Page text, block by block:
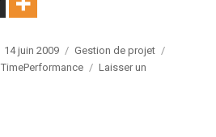
Publié
le
14 juin 2009 Catégories
Gestion de projet
,TimePerformance
Laisser un